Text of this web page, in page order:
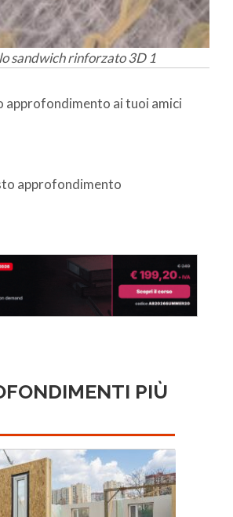
sandwich rinforzato 3D 1
approfondimento ai tuoi amici
approfondimento
PIÙ